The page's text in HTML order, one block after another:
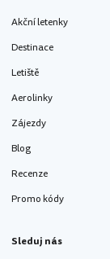
Akční letenky
Destinace
Letiště
Aerolinky
Zájezdy
Blog
Recenze
Promo kódy
Sleduj nás